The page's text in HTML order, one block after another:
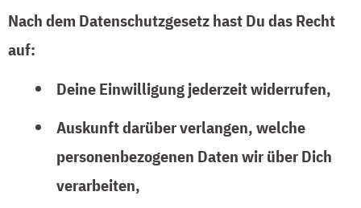
Nach dem Datenschutzgesetz hast Du das Recht
auf:
Deine Einwilligung jederzeit widerrufen,
Auskunft darüber verlangen, welche
personenbezogenen Daten wir über Dich
verarbeiten,